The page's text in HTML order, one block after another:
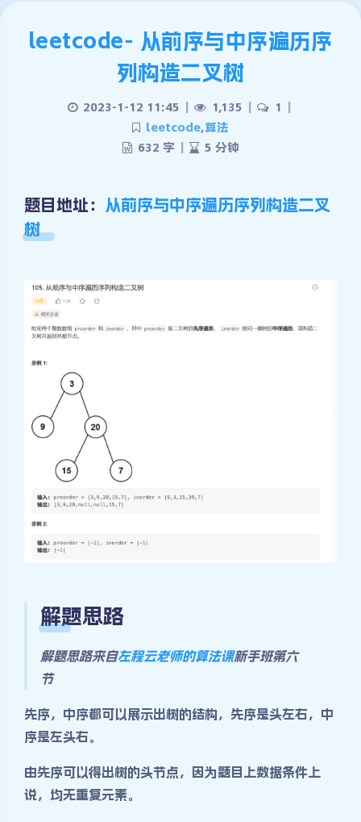
leetcode- 从前序与中序遍历序
列构造二叉树
2023-1-12 11:45 1,135 1
leetcode 算法
632 字
5 分钟
题目地址： 从前序与中序遍历序列构造二叉
树
解题思路
解题思路来自左程云老师的算法课新手班第六
节
先序，中序都可以展示出树的结构，先序是头左右，中
序是左头右。
由先序可以得出树的头节点，因为题目上数据条件上
说，均无重复元素。